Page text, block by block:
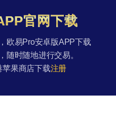
官网下载
欧易Pro安卓版APP下载
随时随地进行交易。
果商店下载注册